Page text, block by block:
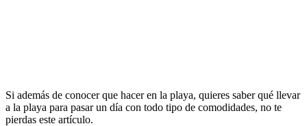
Si además de conocer que hacer en la playa, quieres saber qué llevar
a la playa para pasar un día con todo tipo de comodidades, no te
pierdas este artículo.